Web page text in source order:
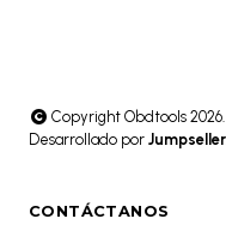
Copyright Obdtools
Desarrollado por Jumpseller
CONTÁCTANOS